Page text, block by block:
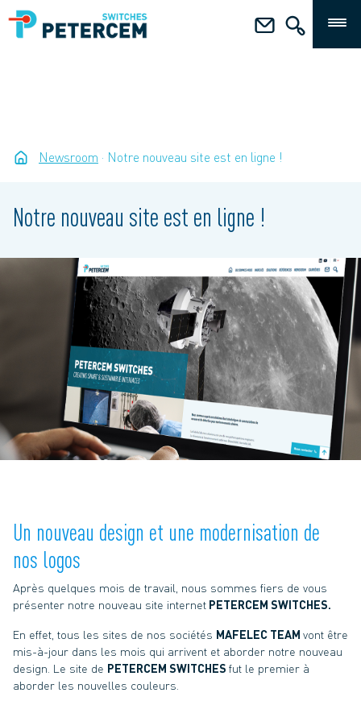
Newsroom Notre nouveau site est en ligne !
Notre nouveau site est en ligne !
Un nouveau design et une modernisation de
nos logos
Après quelques mois de travail, nous sommes fiers de vous
présenter notre nouveau site internet PETERCEM SWITCHES.
En effet, tous les sites de nos sociétés MAFELEC TEAM vont être
mis-à-jour dans les mois qui arrivent et aborder notre nouveau
design. Le site de PETERCEM SWITCHES fut le premier à
aborder les nouvelles couleurs.